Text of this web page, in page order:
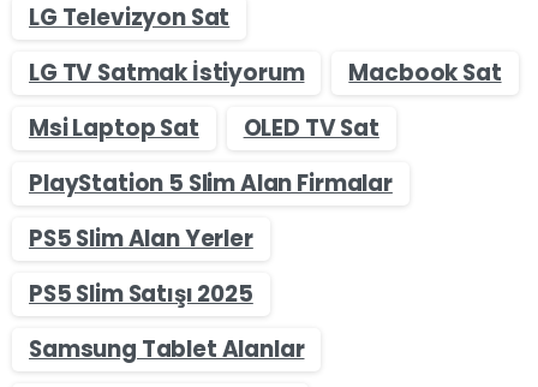
LG Televizyon Sat
LG TV Satmak İstiyorum
Macbook Sat
Msi Laptop Sat
OLED TV Sat
PlayStation 5 Slim Alan Firmalar
PS5 Slim Alan Yerler
PS5 Slim Satışı 2025
Samsung Tablet Alanlar